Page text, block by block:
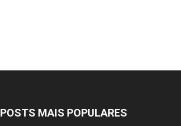
POSTS MAIS POPULARES